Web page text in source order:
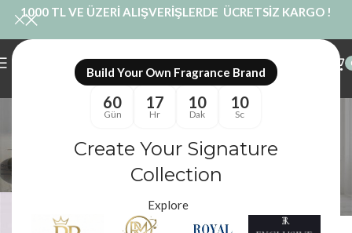
Build Your Own Fragrance Brand
60
Gün
17
Hr
10
Dak
10
Sc
Create Your Signature
Collection
Explore
1000 TL VE ÜZERİ ALIŞVERİŞLERDE ÜCRETSİZ KARGO !
1 litre vanilya koku
Royal Mum
Ürünler “1 litre vanilya koku” olarak etiketlendi